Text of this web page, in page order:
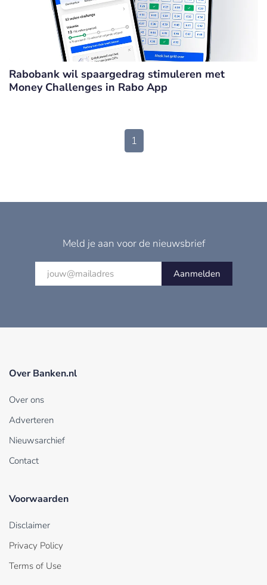
Rabobank wil spaargedrag stimuleren met
Money Challenges in Rabo App
1
Meld je aan voor de nieuwsbrief
Aanmelden
Over Banken.nl
Over ons
Adverteren
Nieuwsarchief
Contact
Voorwaarden
Disclaimer
Privacy Policy
Terms of Use